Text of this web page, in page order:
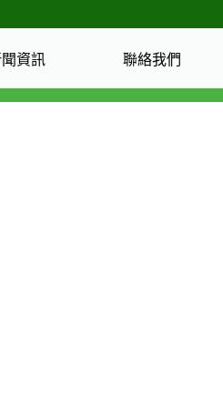
資訊 聯絡我們